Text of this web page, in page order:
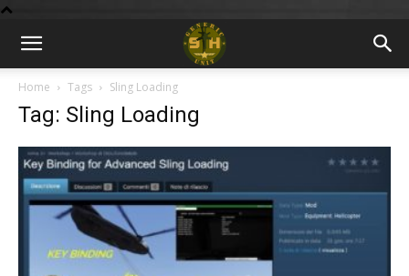
BLOG
9GU
Home Tags Sling Loading
Tag: Sling Loading